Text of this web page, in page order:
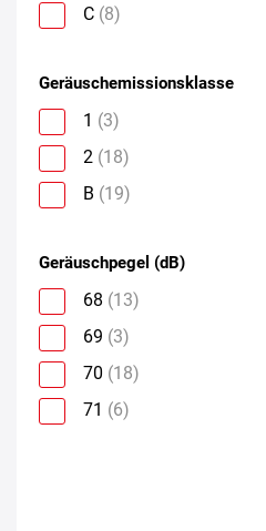
C (8)
Geräuschemissionsklasse
1 (3)
2 (18)
B (19)
Geräuschpegel (dB)
68 (13)
69 (3)
70 (18)
71 (6)